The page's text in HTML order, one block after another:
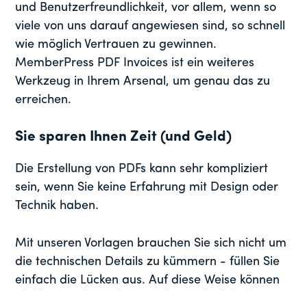
und Benutzerfreundlichkeit, vor allem, wenn so
viele von uns darauf angewiesen sind, so schnell
wie möglich Vertrauen zu gewinnen.
MemberPress PDF Invoices ist ein weiteres
Werkzeug in Ihrem Arsenal, um genau das zu
erreichen.
Sie sparen Ihnen Zeit (und Geld)
Die Erstellung von PDFs kann sehr kompliziert
sein, wenn Sie keine Erfahrung mit Design oder
Technik haben.
Mit unseren Vorlagen brauchen Sie sich nicht um
die technischen Details zu kümmern - füllen Sie
einfach die Lücken aus. Auf diese Weise können